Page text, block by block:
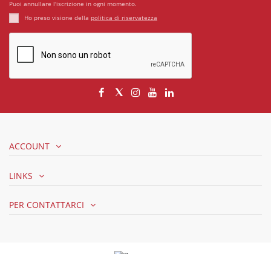
Puoi annullare l'iscrizione in ogni momento.
Ho preso visione della politica di riservatezza
ACCOUNT
LINKS
PER CONTATTARCI